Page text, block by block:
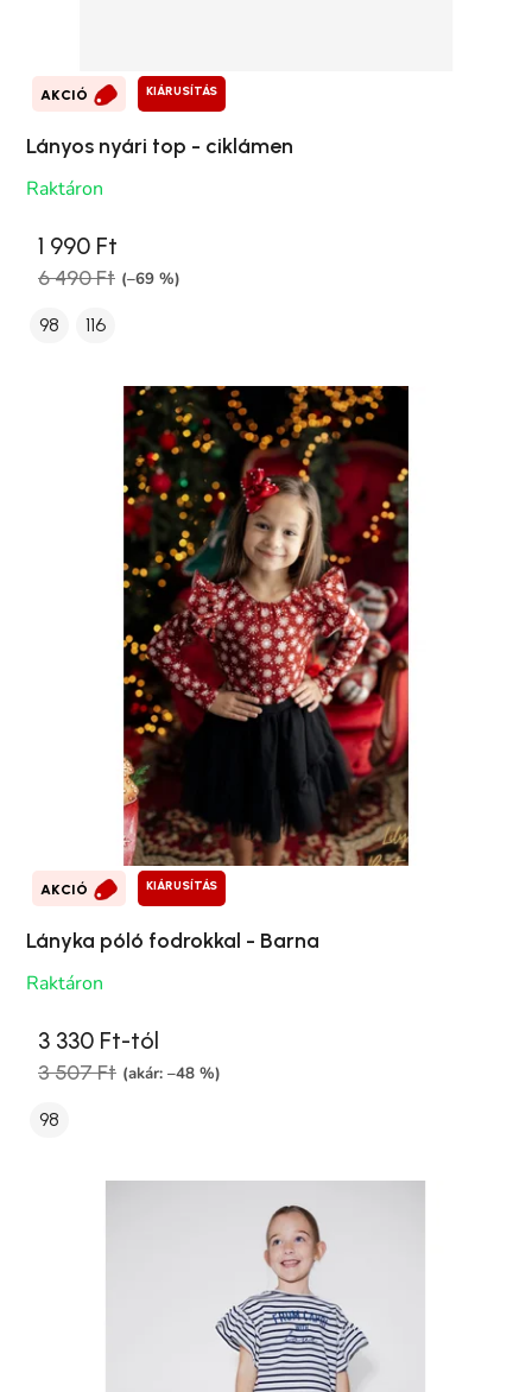
AKCIÓ KIÁRUSÍTÁS
Lányos nyári top - ciklámen
Raktáron
1 990 Ft
6 490 Ft (–69 %)
98 116
AKCIÓ KIÁRUSÍTÁS
Lányka póló fodrokkal - Barna
Raktáron
3 330 Ft-tól
3 507 Ft (akár: –48 %)
98